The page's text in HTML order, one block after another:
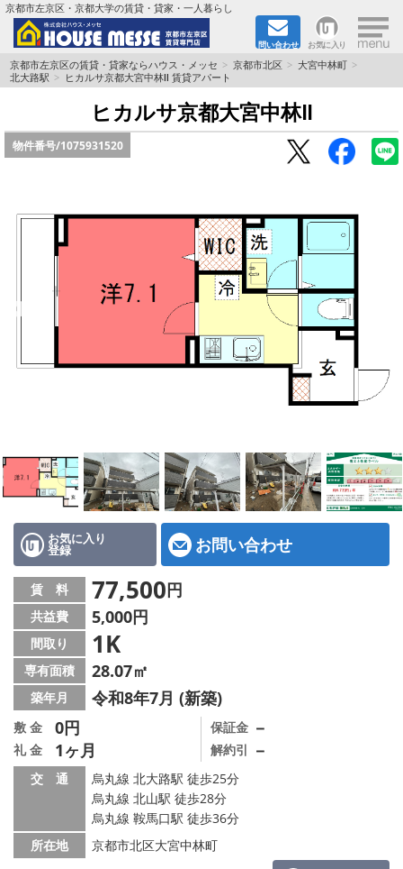
京都市左京区・京都大学の賃貸・貸家・一人暮らし
問い合わせ お気に入り ×
TOPページ
地図から検索
地域から検索
家族で住むならマンション？賃家？
一人暮らしの物件特集
ペット相談OKの賃貸！
ハウスメーカー施工特集！
路線·駅から探す
IT重説について
スタッフ紹介
賃貸管理の北白川店
店舗情報·アクセス
会社概要
メールでお問い合わせ
京都市左京区の賃貸・貸家ならハウス・メッセ 京都市北区
大宮中林町
北大路駅
ヒカルサ京都大宮中林Ⅱ 賃貸アパート
ヒカルサ京都大宮中林Ⅱ
物件番号/1075931520
お気に入り
登録 お問い合わせ
賃 料 77,500円
共益費 5,000円
間取り 1K
専有面積 28.07㎡
築年月 令和8年7月 (新築)
敷 金 0円
礼 金 1ヶ月
保証金 －
解約引 －
交 通
烏丸線 北大路駅 徒歩25分
烏丸線 北山駅 徒歩28分
烏丸線 鞍馬口駅 徒歩36分
所在地
京都市北区大宮中林町